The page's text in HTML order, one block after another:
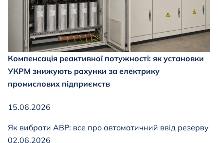
Компенсація реактивної потужності: як установки
УКРМ знижують рахунки за електрику
промислових підприємств
15.06.2026
Як вибрати АВР: все про автоматичний ввід резерву
02.06.2026